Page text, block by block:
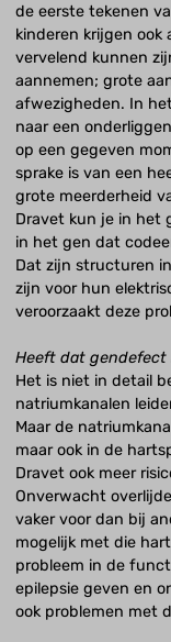
de eerste tekenen
kinderen krijgen ook
vervelend kunnen
aannemen; grote
afwezigheden. In
naar een
op een gegeven
sprake is van een
grote meerderheid
Dravet kun je in het
in het gen dat
Dat zijn structuren
zijn voor hun
veroorzaakt deze
Heeft dat gendefect
Het is niet in detail
natriumkanalen
Maar de
maar ook in de
Dravet ook meer
Onverwacht
vaker voor dan bij
mogelijk met die
probleem in de
epilepsie geven en
ook problemen met